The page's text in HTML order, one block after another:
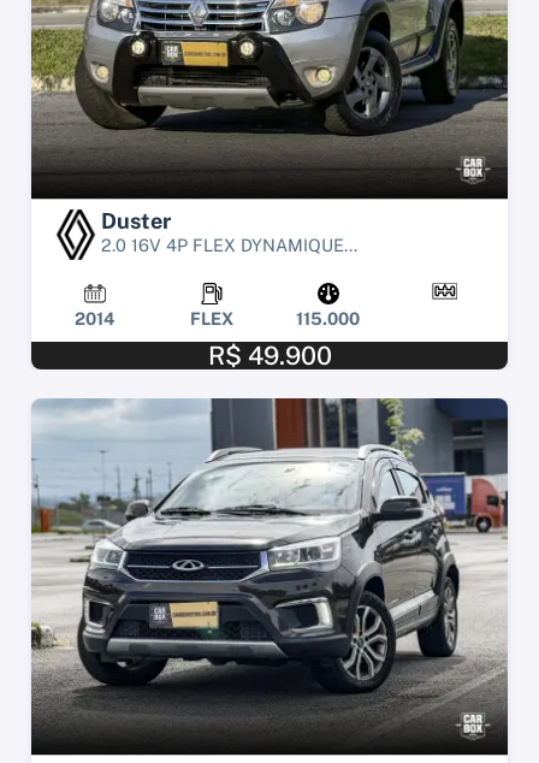
Duster
2.0 16V 4P FLEX DYNAMIQUE...
2014 FLEX 115.000
R$ 49.900